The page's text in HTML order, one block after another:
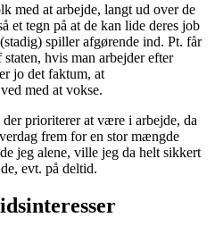
med at arbejde, langt ud over de
et tegn på at de kan lide deres job
spiller afgørende ind. Pt. får
hvis man arbejder efter
jo det faktum, at
med at vokse.
prioriterer at være i arbejde, da
frem for en stor mængde
jeg alene, ville jeg da helt sikkert
evt. på deltid.